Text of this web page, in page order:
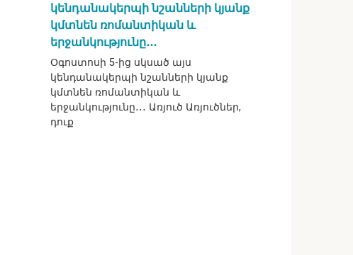
կենդանակերպի նշանների կյանք
կմտնեն ռոմանտիկան և
երջանկությունը․․․
Օգոստոսի 5-ից սկսած այս
կենդանակերպի նշանների կյանք
կմտնեն ռոմանտիկան և
երջանկությունը․․․ Առյուծ Առյուծներ,
դուք